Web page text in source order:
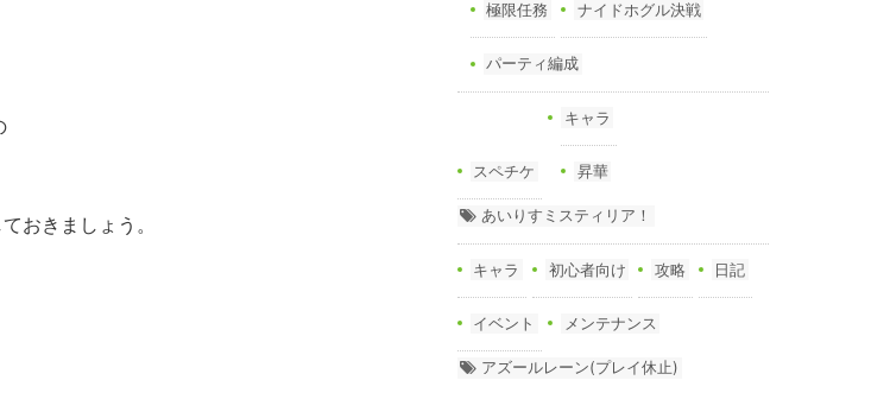
おきましょう。
極限任務 ナイドホグル決戦
パーティ編成
スペチケ
キャラ
昇華
あいりすミスティリア！
キャラ 初心者向け 攻略 日記
イベント メンテナンス
アズールレーン(プレイ休止)